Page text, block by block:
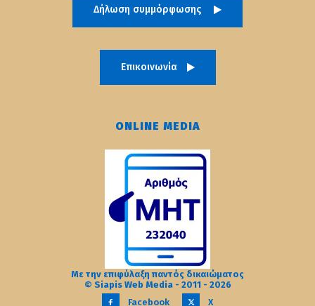
Δήλωση συμμόρφωσης
Επικοινωνία
ONLINE MEDIA
Με την επιφύλαξη παντός δικαιώματος
© Siapis Web Media - 2011 - 2026
Facebook
X